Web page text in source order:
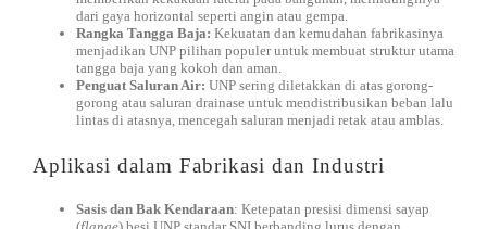
dari gaya horizontal seperti angin atau gempa.
Rangka Tangga Baja: Kekuatan dan kemudahan fabrikasinya
menjadikan UNP pilihan populer untuk membuat struktur utama
tangga baja yang kokoh dan aman.
Penguat Saluran Air: UNP sering diletakkan di atas gorong-
gorong atau saluran drainase untuk mendistribusikan beban lalu
lintas di atasnya, mencegah saluran menjadi retak atau amblas.
Aplikasi dalam Fabrikasi dan Industri
Sasis dan Bak Kendaraan: Ketepatan presisi dimensi sayap